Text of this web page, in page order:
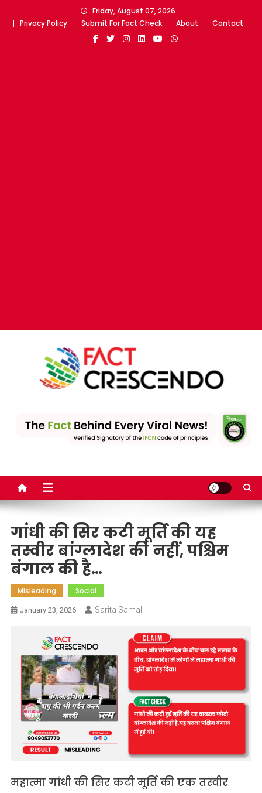
Friday, August 07, 2026
Privacy Policy
Submit For Fact Check About Contact
leading fact-checking
गांधी की सिर कटी मूर्ति की यह
तस्वीर बांग्लादेश की नहीं, पश्चिम
बंगाल की है…
Misleading Social
January 23, 2026 Sarita Samal
महात्मा गांधी की सिर कटी मूर्ति की एक तस्वीर